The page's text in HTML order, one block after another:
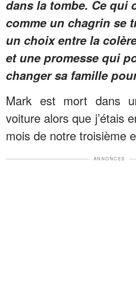
dans la tombe. Ce qui
comme un chagrin se
un choix entre la
et une promesse qui
changer sa famille
Mark est mort dans
voiture alors que j’étais
mois de notre troisième
ANNONCES